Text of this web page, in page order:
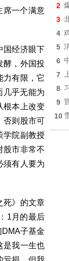
席一个满意
国经济眼下
酵，外国投
力有限，它
几乎无能为
根本上改变
否则股市可
学院副教授
股市非常不
须有人要为
死》的文章
1月的最后
子基金
是我一生也
2
3
4
5
6
7
8
9
10